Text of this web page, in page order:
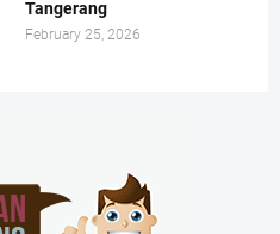
Tangerang
February 25, 2026